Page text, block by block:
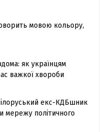
мовою кольору,
як українцям
важкої хвороби
екс-КДБшник
мережу політичного